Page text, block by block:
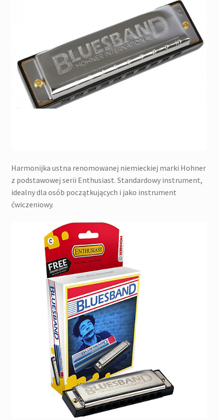
Harmonijka ustna renomowanej niemieckiej marki Hohner
z podstawowej serii Enthusiast. Standardowy instrument,
idealny dla osób początkujących i jako instrument
ćwiczeniowy.